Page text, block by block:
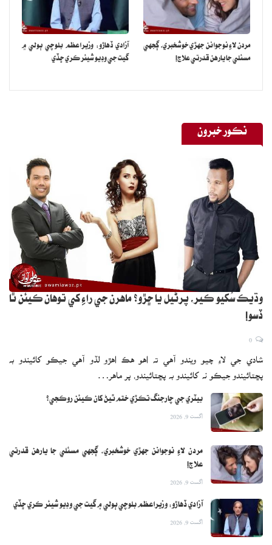
مردن لاءِ نوجوانن جهڙي خوشخبري، ڳجهي
مسئلي جا يارهن قدرتي علاج!
آزادي ڏهاڙو: وزيراعظم بلوچي ٻولي ۾
گيت جي وڊيو شيئر ڪري ڇڏي
نڪور خبرون
وڌيڪ سُکيو ڪير، پرڻيل يا ڇَڙو؟ ماهرن جي راءِ کي توهان ڪيئن ٿا
ڏسو!
شادي جي لاءِ چيو ويندو آهي ته اهو هڪ اهڙو لڏو آهي جيڪو کائيندو به
پڇتائيندو جيڪو نه کائيندو به پڇتائيندو، پر ماهر…
بيٽري جي چارجنگ تڪڙي ختم ٿيڻ کان ڪيئن روڪجي؟
اگست 9, 2026
مردن لاءِ نوجوانن جهڙي خوشخبري، ڳجهي مسئلي جا يارهن قدرتي
علاج!
اگست 9, 2026
آزادي ڏهاڙو: وزيراعظم بلوچي ٻولي ۾ گيت جي وڊيو شيئر ڪري ڇڏي
اگست 9, 2026